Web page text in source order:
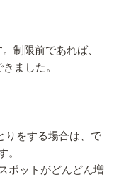
制限前であれば、
ました。
りをする場合は、で
。
ポットがどんどん増